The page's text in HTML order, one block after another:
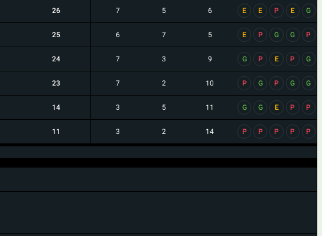
26 7 5 6 E E P E G
25 6 7 5 E P G G P
24 7 3 9 G P E P G
23 7 2 10 P G P G G
14 3 5 11 G G E P P
11 3 2 14 P P P P P